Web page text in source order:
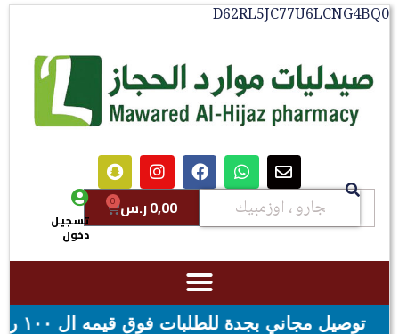
ر.س تسجيل
فوق قيمه ال ١٠٠ ريال - شحن مجاني لقيمه اكثر من ٢٩٩ ريال